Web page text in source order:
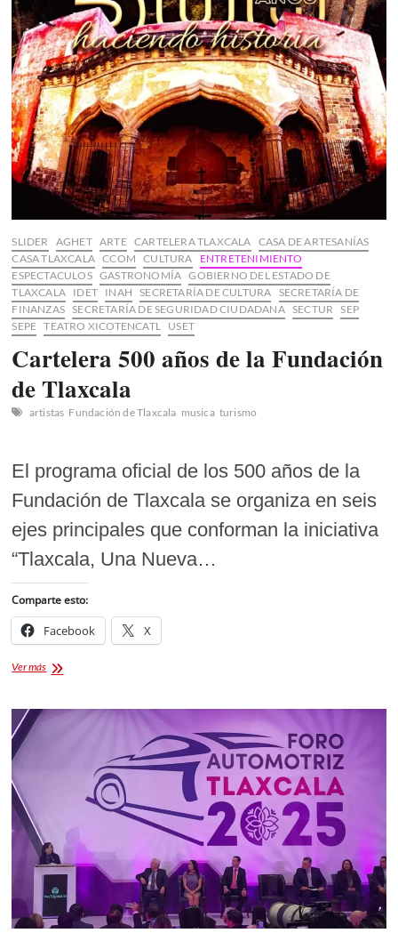
SLIDER AGHET ARTE CARTELERA TLAXCALA CASA DE ARTESANÍAS
CASA TLAXCALA CCOM CULTURA
ENTRETENIMIENTO
ESPECTACULOS GASTRONOMÍA GOBIERNO DEL ESTADO DE
TLAXCALA IDET INAH SECRETARÍA DE CULTURA SECRETARÍA DE
FINANZAS SECRETARÍA DE SEGURIDAD CIUDADANA SECTUR
SEP
SEPE TEATRO XICOTENCATL USET
Cartelera 500 años de la Fundación
de Tlaxcala
artistas Fundación de Tlaxcala musica turismo
El programa oficial de los 500 años de la
Fundación de Tlaxcala se organiza en seis
ejes principales que conforman la iniciativa
“Tlaxcala, Una Nueva…
Comparte esto:
Facebook X
Ver másCartelera
de